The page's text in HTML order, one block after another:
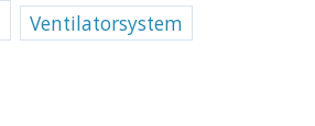
Ventilatorsystem